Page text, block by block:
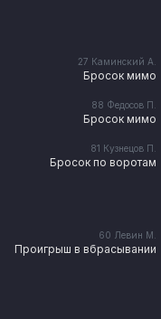
27 Каминский А.
Бросок мимо
88 Федосов П.
Бросок мимо
81 Кузнецов П.
Бросок по воротам
60 Левин М.
Проигрыш в вбрасывании